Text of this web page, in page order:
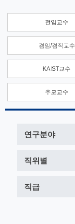
전임교수
겸임/겸직교수
KAIST교수
추모교수